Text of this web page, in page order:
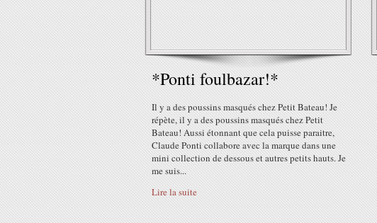
*Ponti foulbazar!*
Il y a des poussins masqués chez Petit Bateau! Je
répète, il y a des poussins masqués chez Petit
Bateau! Aussi étonnant que cela puisse paraitre,
Claude Ponti collabore avec la marque dans une
mini collection de dessous et autres petits hauts. Je
me suis...
Lire la suite